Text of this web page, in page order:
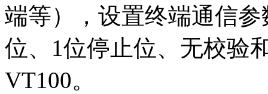
端等），设置终端通信参
位、1位停止位、无校验
VT100。